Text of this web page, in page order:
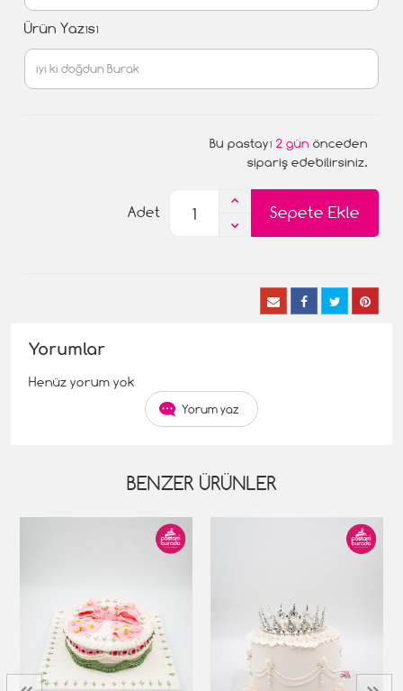
Ürün Yazısı
Bu pastayı 2 gün önceden
sipariş edebilirsiniz.
Sepete Ekle
Adet
Yorumlar
Henüz yorum yok
Yorum yaz
BENZER ÜRÜNLER